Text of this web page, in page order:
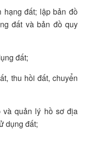
hạng đất; lập bản đồ
đất và bản đồ quy
đất;
thu hồi đất, chuyển
quản lý hồ sơ địa
dụng đất;